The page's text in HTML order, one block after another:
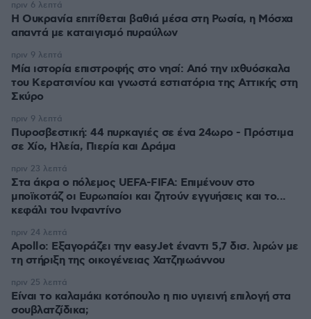
Η Ουκρανία επιτίθεται βαθιά μέσα στη Ρωσία, η Μόσχα
απαντά με καταιγισμό πυραύλων
πριν 6 λεπτά
Μία ιστορία επιστροφής στο νησί: Από την ιχθυόσκαλα
του Κερατσινίου και γνωστά εστιατόρια της Αττικής στη
Σκύρο
πριν 9 λεπτά
Πυροσβεστική: 44 πυρκαγιές σε ένα 24ωρο - Πρόστιμα
σε Χίο, Ηλεία, Πιερία και Δράμα
πριν 9 λεπτά
Στα άκρα ο πόλεμος UEFA-FIFA: Επιμένουν στο
μποϊκοτάζ οι Ευρωπαίοι και ζητούν εγγυήσεις και το...
κεφάλι του Ινφαντίνο
πριν 23 λεπτά
Apollo: Εξαγοράζει την easyJet έναντι 5,7 δισ. λιρών με
τη στήριξη της οικογένειας Χατζηιωάννου
πριν 24 λεπτά
Είναι το καλαμάκι κοτόπουλο η πιο υγιεινή επιλογή στα
σουβλατζίδικα;
πριν 25 λεπτά